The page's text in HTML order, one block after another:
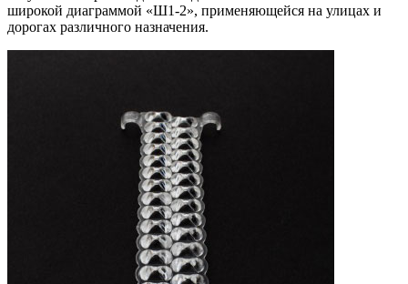
широкой диаграммой «Ш1-2», применяющейся на улицах и
дорогах различного назначения.